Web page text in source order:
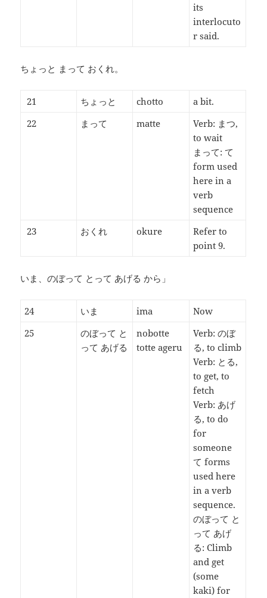
its
interlocuto
r said.
ちょっと まって おくれ。
21 ちょっと chotto
a bit.
22
まって matte
Verb: まつ,
to wait
まって: て
form used
here in a
verb
sequence
23
おくれ okure
Refer to
point 9.
いま、のぼって とって あげる から」
24 いま ima
Now
25
のぼって と
って あげる
nobotte
totte ageru
Verb: のぼ
る, to climb
Verb: とる,
to get, to
fetch
Verb: あげ
る, to do
for
someone
て forms
used here
in a verb
sequence.
のぼって と
って あげ
る: Climb
and get
(some
kaki) for